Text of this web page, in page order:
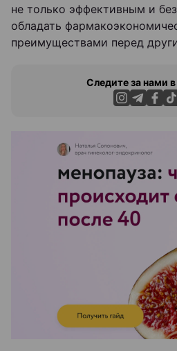
не только эффективным и
обладать
преимуществами перед
Следите за нами
ЭФФЕКТИВНАЯ